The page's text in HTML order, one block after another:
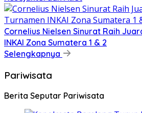
Cornelius Nielsen Sinurat Raih
INKAI Zona Sumatera 1 & 2
Selengkapnya
Pariwisata
Berita Seputar Pariwisata